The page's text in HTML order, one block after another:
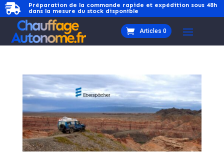

Préparation de la commande rapide et expédition sous 48h
dans la mesure du stock disponible
Articles 0